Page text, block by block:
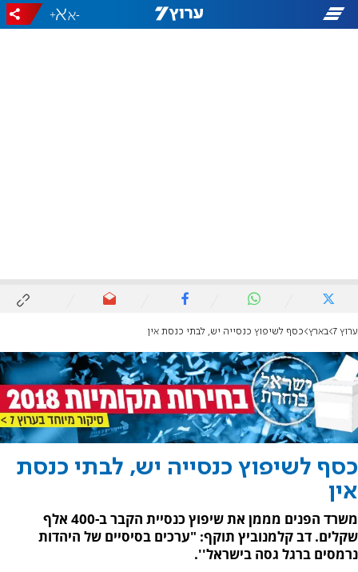
-
+
ערוץ 7 בארץ כסף לשיפוץ כנסייה יש, לבתי כנסת אין
כסף לשיפוץ כנסייה יש, לבתי כנסת
אין
משרד הפנים מממן את שיפוץ כנסיית הקבר ב-400 אלף
שקלים. דב קלמנוביץ תוקף: "ערכים בסיסיים של היהדות
נרמסים ברגל גסה בישראל''.